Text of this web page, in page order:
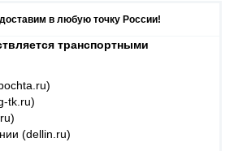
в любую точку России!
транспортными
tk.ru)
(dellin.ru)